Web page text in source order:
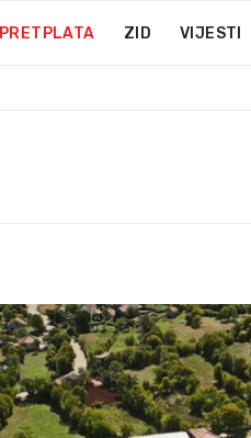
PRETPLATA ZID VIJESTI